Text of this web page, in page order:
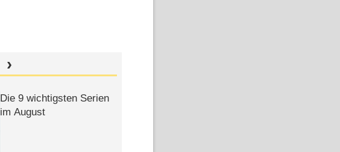
Die 9 wichtigsten Serien
im August